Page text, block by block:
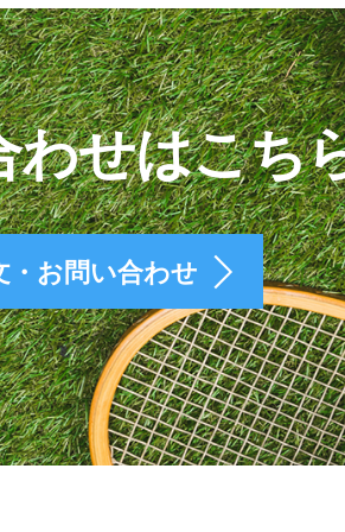
わせはこち
・お問い合わせ